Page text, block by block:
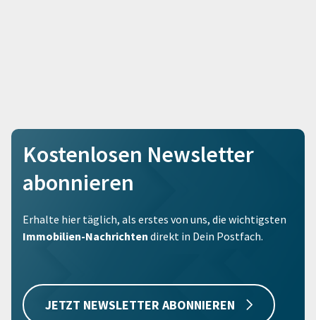
Kostenlosen Newsletter
abonnieren
Erhalte hier täglich, als erstes von uns, die wichtigsten
Immobilien-Nachrichten direkt in Dein Postfach.
JETZT NEWSLETTER ABONNIEREN